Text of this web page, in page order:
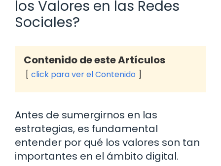
los Valores en las Redes
Sociales?
Contenido de este Artículos
click para ver el Contenido
Antes de sumergirnos en las
estrategias, es fundamental
entender por qué los valores son tan
importantes en el ámbito digital.